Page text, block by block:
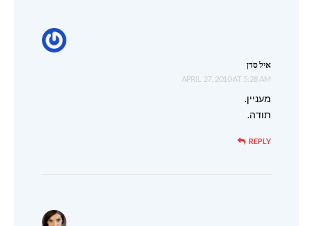
איל סדן
APRIL 27, 2010 AT 5:28 AM
מעניין.
תודה.
REPLY